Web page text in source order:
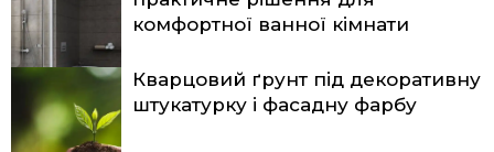
комфортної ванної кімнати
Кварцовий ґрунт під декоративну
штукатурку і фасадну фарбу